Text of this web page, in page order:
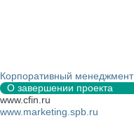
Корпоративный менеджмент
О завершении проекта
www.cfin.ru
www.marketing.spb.ru